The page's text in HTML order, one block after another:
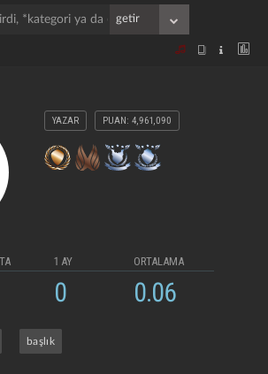
YAZAR PUAN: 4,961,090
1 AY
0
ORTALAMA
0.06
başlık